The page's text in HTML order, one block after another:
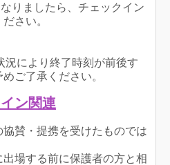
りましたら、チェックイン
さい。
により終了時刻が前後す
ご了承ください。
ン関連
協賛・提携を受けたものでは
出場する前に保護者の方と相